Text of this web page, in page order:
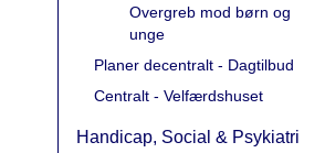
Overgreb mod børn og
unge
Planer decentralt - Dagtilbud
Centralt - Velfærdshuset
Handicap, Social & Psykiatri